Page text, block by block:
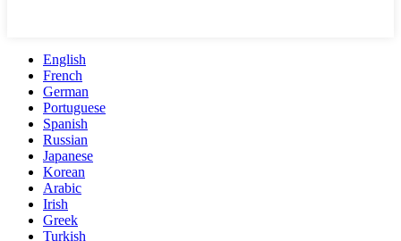
English
French
German
Portuguese
Spanish
Russian
Japanese
Korean
Arabic
Irish
Greek
Turkish